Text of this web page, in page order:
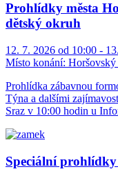
Prohlídky města
dětský okruh
12. 7. 2026 od 10:00 -
Místo konání:
Prohlídka zábavnou
Týna a dalšími
Sraz v 10:00 hodin u
Speciální prohlídky